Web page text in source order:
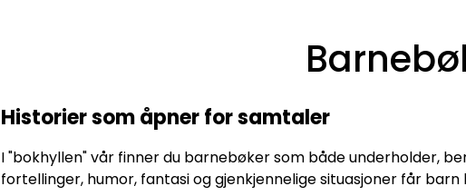
Historier som åpner for samtaler
I "bokhyllen" vår finner du barnebøker som både underholder,
fortellinger, humor, fantasi og gjenkjennelige situasjoner får